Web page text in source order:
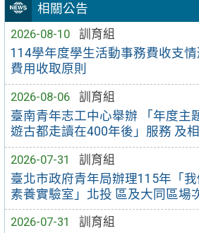
相關公告
2026-08-10
訓育組
114學年度學生活動事務費收支
費用收取原則
2026-08-06
訓育組
臺南青年志工中心舉辦 「年度主
遊古都走讀在400年後」服務 及相
2026-07-31
訓育組
臺北市政府青年局辦理115年「
素養實驗室」北投 區及大同區場
2026-07-31
訓育組